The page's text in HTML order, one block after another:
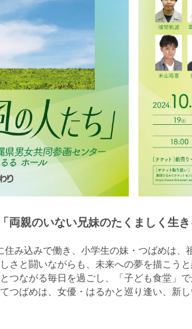
両親のいない兄妹のたくましく生き
み込みで働き、小学生の妹・つばめは、
さと闘いながらも、未来への夢を描こうと
つながる毎日を過ごし、「子ども食堂」
つばめは、女優・はるかと巡り逢い、新し